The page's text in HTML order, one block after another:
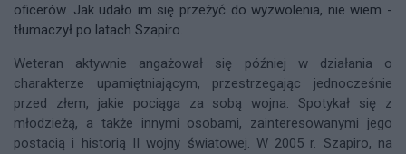
oficerów. Jak udało im się przeżyć do wyzwolenia, nie wiem -
tłumaczył po latach Szapiro.
Weteran aktywnie angażował się później w działania o
charakterze upamiętniającym, przestrzegając jednocześnie
przed złem, jakie pociąga za sobą wojna. Spotykał się z
młodzieżą, a także innymi osobami, zainteresowanymi jego
postacią i historią II wojny światowej. W 2005 r. Szapiro, na